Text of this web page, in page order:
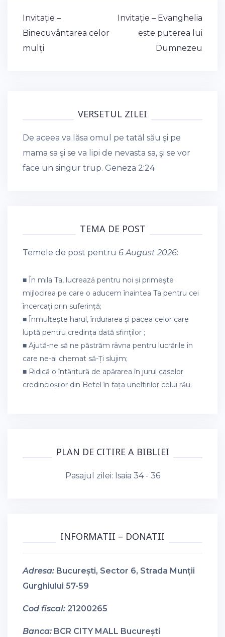
Post
navigation
Invitație –
Binecuvântarea celor
mulți
Invitație – Evanghelia
este puterea lui
Dumnezeu
VERSETUL ZILEI
De aceea va lăsa omul pe tatăl său şi pe
mama sa şi se va lipi de nevasta sa, şi se vor
face un singur trup. Geneza 2:24
TEMA DE POST
Temele de post pentru 6 August 2026:
■ În mila Ta, lucrează pentru noi și primește
mijlocirea pe care o aducem înaintea Ta pentru cei
încercați prin suferință;
■ Înmulțește harul, îndurarea și pacea celor care
luptă pentru credința dată sfinților ;
■ Ajută-ne să ne păstrăm râvna pentru lucrările în
care ne-ai chemat să-Ți slujim;
■ Ridică o întăritură de apărarea în jurul caselor
credincioșilor din Betel în fața uneltirilor celui rău.
PLAN DE CITIRE A BIBLIEI
Pasajul zilei: Isaia 34 - 36
INFORMATII – DONATII
Adresa: București, Sector 6, Strada Munții
Gurghiului 57-59
Cod fiscal: 21200265
Banca: BCR CITY MALL București